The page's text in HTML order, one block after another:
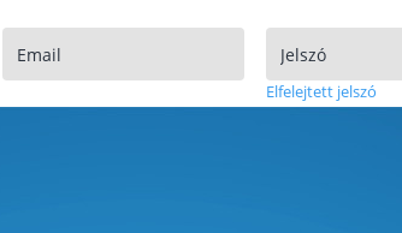
Elfelejtett jelszó